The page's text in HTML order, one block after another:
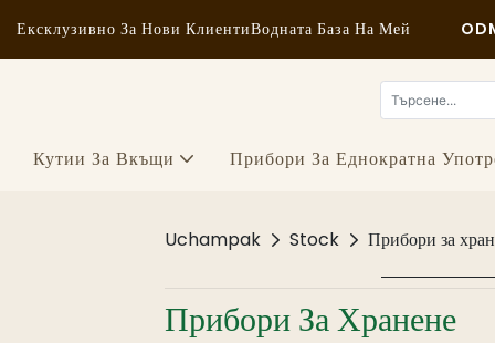
Ексклузивно За Нови КлиентиВодната База На Мей
Кутии За Вкъщи Прибори За Еднократна
Uchampak Stock Прибори за
Прибори За Хранене